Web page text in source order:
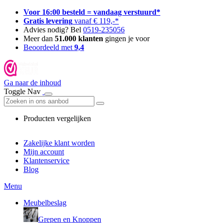
Voor 16:00 besteld = vandaag verstuurd*
Gratis levering vanaf € 119,-*
Advies nodig? Bel 0519-235056
Meer dan 51.000 klanten gingen je voor
Beoordeeld met 9,4
Ga naar de inhoud
Toggle Nav
Producten vergelijken
Zakelijke klant worden
Mijn account
Klantenservice
Blog
Menu
Meubelbeslag
Grepen en Knoppen